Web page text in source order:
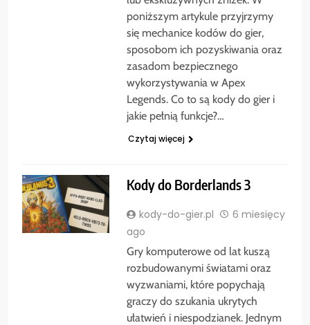
poniższym artykule przyjrzymy
się mechanice kodów do gier,
sposobom ich pozyskiwania oraz
zasadom bezpiecznego
wykorzystywania w Apex
Legends. Co to są kody do gier i
jakie pełnią funkcje?…
Czytaj więcej
Kody do Borderlands 3
kody-do-gier.pl
6 miesięcy
ago
Gry komputerowe od lat kuszą
rozbudowanymi światami oraz
wyzwaniami, które popychają
graczy do szukania ukrytych
ułatwień i niespodzianek. Jednym